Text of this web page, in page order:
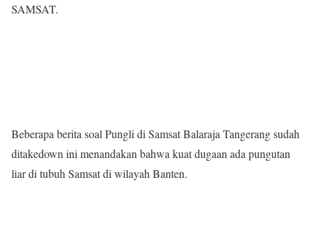
SAMSAT.
Beberapa berita soal Pungli di Samsat Balaraja Tangerang sudah
ditakedown ini menandakan bahwa kuat dugaan ada pungutan
liar di tubuh Samsat di wilayah Banten.